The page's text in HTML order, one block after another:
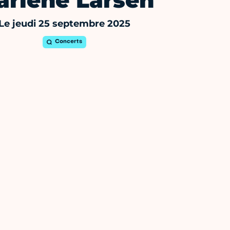
jeudi 25 septembre 2025
Concerts